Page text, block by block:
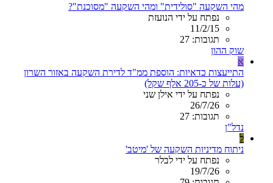
מהי השקעה "סולידית" ומהי השקעה "מסוכנת"?
נפתח על ידי הנועזת
11/2/15
תגובות: 27
שוק ההון
א
התייעצות כדאיות: הוספת ממ"ד לדירת השקעה באזור השרון
(עלות של כ-205 אלף שקל)
נפתח על ידי אילן שני
26/7/26
תגובות: 27
נדל"ן
ל
ניתוח מדיניות השקעה של 'מיטב'
נפתח על ידי לבלר
19/7/26